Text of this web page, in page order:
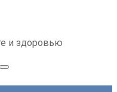
и здоровью